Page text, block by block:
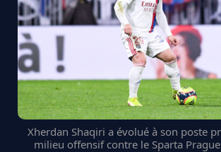
Xherdan Shaqiri a évolué à son poste
milieu offensif contre le Sparta